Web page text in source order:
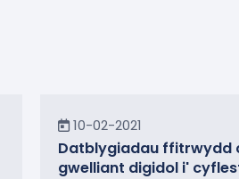
Newyddion
10-02-2021
Datblygiadau ffitrwydd
gwelliant digidol i'